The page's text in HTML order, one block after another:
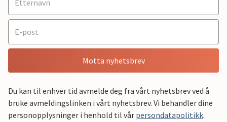
Motta nyhetsbrev
Du kan til enhver tid avmelde deg fra vårt nyhetsbrev ved å
bruke avmeldingslinken i vårt nyhetsbrev. Vi behandler dine
personopplysninger i henhold til vår persondatapolitikk.